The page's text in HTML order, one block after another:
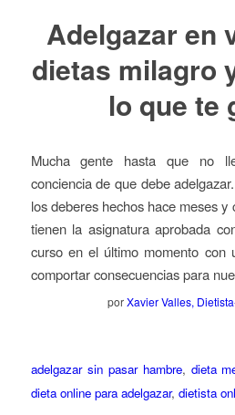
Adelgazar en
dietas milagro
lo que te
Mucha gente hasta que no
conciencia de que debe
los deberes hechos hace meses
tienen la asignatura aprobada
curso en el último momento con
comportar consecuencias para
porXavier Valles,
adelgazar sin pasar hambre, dieta
dieta online para adelgazar, dietista